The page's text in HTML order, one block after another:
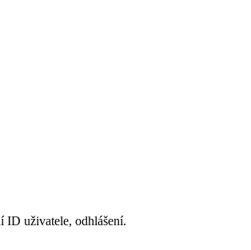
ID uživatele, odhlášení.